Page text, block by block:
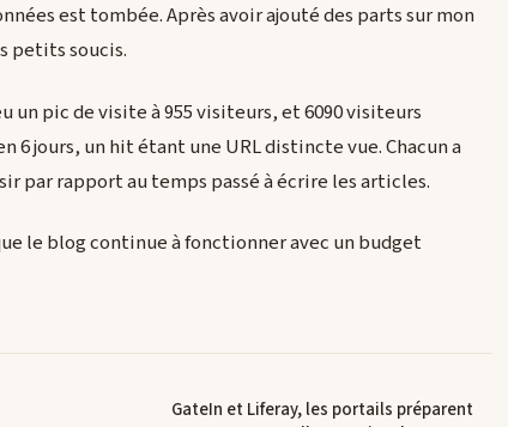
est tombée. Après avoir ajouté des parts sur mon
petits soucis.
un pic de visite à 955 visiteurs, et 6090 visiteurs
6 jours, un hit étant une URL distincte vue. Chacun a
par rapport au temps passé à écrire les articles.
le blog continue à fonctionner avec un budget
GateIn et Liferay, les portails préparent